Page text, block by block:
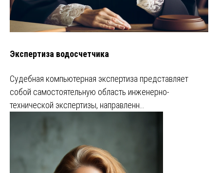
Экспертиза водосчетчика
Судебная компьютерная экспертиза представляет
собой самостоятельную область инженерно-
технической экспертизы, направленн…